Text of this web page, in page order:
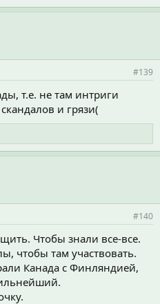
#139
т.е. не там интриги
и грязи(
#140
Чтобы знали все-все.
чтобы там участвовать.
Канада с Финляндией,